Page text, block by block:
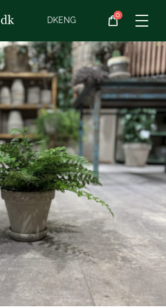
Blomster
Blomster­abonnement
Begravelse
Planter
Gaveideer
Chokolade
Vin
Øl
DKENG
0